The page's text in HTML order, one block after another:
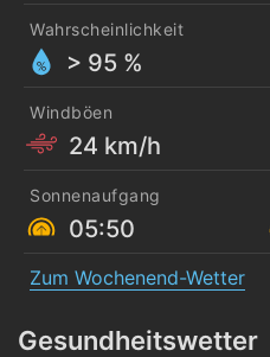
Wahrscheinlichkeit
> 95 %
Windböen
24 km/h
Sonnenaufgang
05:50
Zum Wochenend-Wetter
Gesundheitswetter